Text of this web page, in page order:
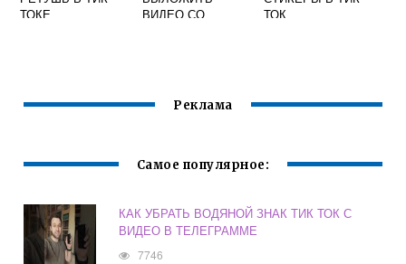
ТОКЕ
ВИДЕО СО
ТОК
Реклама
Самое популярное:
КАК УБРАТЬ ВОДЯНОЙ ЗНАК ТИК ТОК С
ВИДЕО В ТЕЛЕГРАММЕ
7746